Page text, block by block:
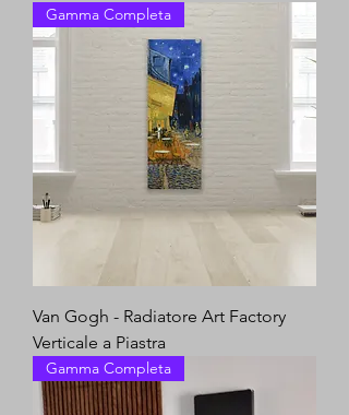
Gamma Completa
Van Gogh - Radiatore Art Factory
Verticale a Piastra
Gamma Completa